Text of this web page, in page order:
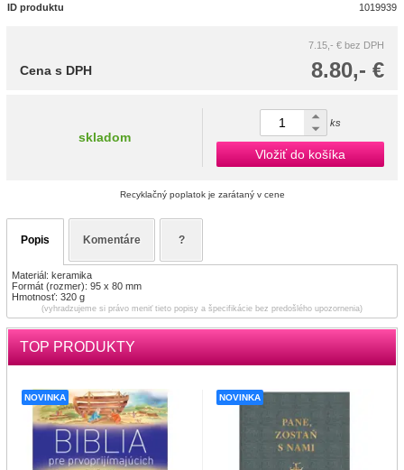
ID produktu 1019939
7.15,- € bez DPH
8.80,- €
Cena s DPH
skladom
ks
Vložiť do košíka
Recyklačný poplatok je zarátaný v cene
Popis Komentáre ?
Materiál: keramika
Formát (rozmer): 95 x 80 mm
Hmotnosť: 320 g
(vyhradzujeme si právo meniť tieto popisy a špecifikácie bez predošlého upozornenia)
TOP PRODUKTY
NOVINKA NOVINKA